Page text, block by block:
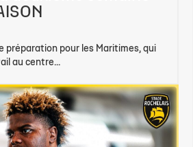
préparation pour les Maritimes, qui
au centre...